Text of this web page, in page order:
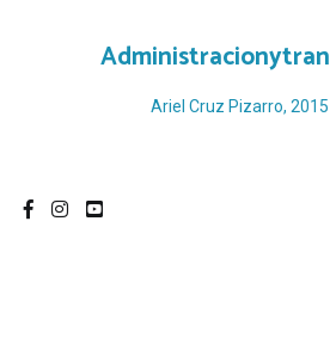
Ariel Cruz Pizarro,